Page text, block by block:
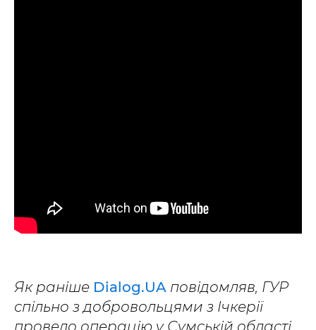
Як раніше Dialog.UA повідомляв, ГУР
спільно з добровольцями з Ічкерії
провело операцію у Сумській області